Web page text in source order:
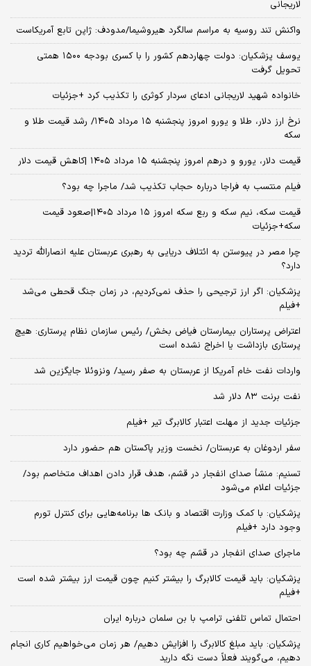
لاریجانی
واکنش تند روسیه به مراسم سالگرد هیروشیما/مدودف: ژاپن تابع آمریکاست
یوسف پزشکیان: دولت چهاردهم کشور را با کسری بودجه ۱۵۰۰ همتی
تحویل گرفت
خانواده شهید لاریجانی ادعای سردار کوثری را تکذیب کرد +جزئیات
نرخ ارز دلار، طلا و یورو امروز پنجشنبه ۱۵ مرداد ۱۴۰۵/ رشد قیمت طلا و
سکه
قیمت دلار، یورو و درهم امروز پنجشنبه ۱۵ مرداد ۱۴۰۵ |کاهش قیمت دلار
فیلم منتسب به فراجا درباره حجاب تکذیب شد/ ماجرا چه بود؟
قیمت سکه، نیم سکه و ربع سکه امروز ۱۵ مرداد ۱۴۰۵|صعود قیمت
سکه+جزئیات
چرا مصر در پیوستن به ائتلاف دریایی به رهبری عربستان علیه انصارالله تردید
دارد؟
پزشکیان: اگر ارز ترجیحی را حذف نمی‌کردیم، در زمان جنگ قحطی می‌شد
+فیلم
اعتراض پرستاران بیمارستان فیاض بخش/ رئیس سازمان نظام پرستاری: هیچ
پرستاری بازداشت یا اخراج نشده است
واردات نفت خام آمریکا از عربستان به صفر رسید/ ونزوئلا جایگزین شد
نفت برنت ۸۳ دلار شد
جزئیات جدید از مهلت اعتبار کالابرگ تیر +فیلم
سفر اردوغان به عربستان/ نخست وزیر پاکستان هم حضور دارد
تسنیم: منشأ صدای انفجار در قشم، هدف قرار دادن اهداف متخاصم بود/
جزئیات اعلام می‌شود
پزشکیان: با کمک وزارت اقتصاد و بانک ها برنامه‌هایی برای کنترل تورم
وجود دارد +فیلم
ماجرای صدای انفجار در قشم چه بود؟
پزشکیان: باید قیمت کالابرگ را بیشتر کنیم چون قیمت ارز بیشتر شده است
+فیلم
احتمال تماس تلفنی ترامپ با بن سلمان درباره ایران
پزشکیان: باید مبلغ کالابرگ را افزایش دهیم/ هر زمان می‌خواهیم کاری انجام
دهیم، می‌گویند فعلاً دست نگه دارید